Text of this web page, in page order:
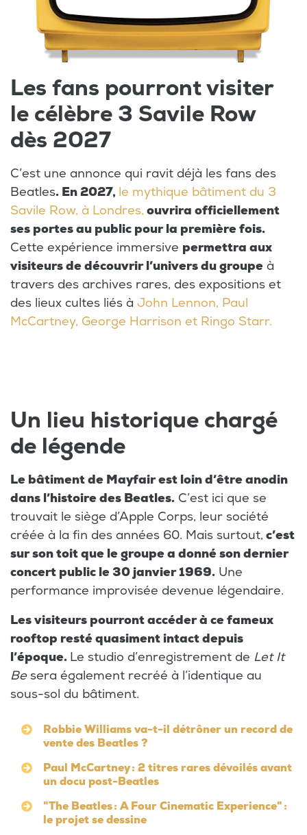
Les fans pourront visiter
le célèbre 3 Savile Row
dès 2027
C’est une annonce qui ravit déjà les fans des
Beatles. En 2027, le mythique bâtiment du 3
Savile Row, à Londres, ouvrira officiellement
ses portes au public pour la première fois.
Cette expérience immersive permettra aux
visiteurs de découvrir l’univers du groupe à
travers des archives rares, des expositions et
des lieux cultes liés à John Lennon, Paul
McCartney, George Harrison et Ringo Starr.
Un lieu historique chargé
de légende
Le bâtiment de Mayfair est loin d’être anodin
dans l’histoire des Beatles. C’est ici que se
trouvait le siège d’Apple Corps, leur société
créée à la fin des années 60. Mais surtout, c’est
sur son toit que le groupe a donné son dernier
concert public le 30 janvier 1969. Une
performance improvisée devenue légendaire.
Les visiteurs pourront accéder à ce fameux
rooftop resté quasiment intact depuis
l’époque. Le studio d’enregistrement de Let It
Besera également recréé à l’identique au
sous-sol du bâtiment.
Robbie Williams va-t-il détrôner un record de
vente des Beatles ?
Paul McCartney : 2 titres rares dévoilés avant
un docu post-Beatles
"The Beatles : A Four Cinematic Experience" :
le projet se dessine